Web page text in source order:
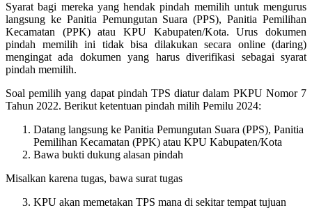
Syarat bagi mereka yang hendak pindah memilih untuk mengurus
langsung ke Panitia Pemungutan Suara (PPS), Panitia Pemilihan
Kecamatan (PPK) atau KPU Kabupaten/Kota. Urus dokumen
pindah memilih ini tidak bisa dilakukan secara online (daring)
mengingat ada dokumen yang harus diverifikasi sebagai syarat
pindah memilih.
Soal pemilih yang dapat pindah TPS diatur dalam PKPU Nomor 7
Tahun 2022. Berikut ketentuan pindah milih Pemilu 2024:
Datang langsung ke Panitia Pemungutan Suara (PPS), Panitia
Pemilihan Kecamatan (PPK) atau KPU Kabupaten/Kota
Bawa bukti dukung alasan pindah
Misalkan karena tugas, bawa surat tugas
KPU akan memetakan TPS mana di sekitar tempat tujuan